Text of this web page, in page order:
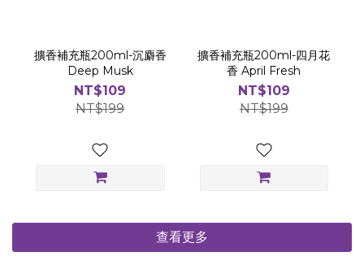
擴香補充瓶200ml-沉麝香
Deep Musk
NT$109
NT$199
擴香補充瓶200ml-四月花
香 April Fresh
NT$109
NT$199
查看更多